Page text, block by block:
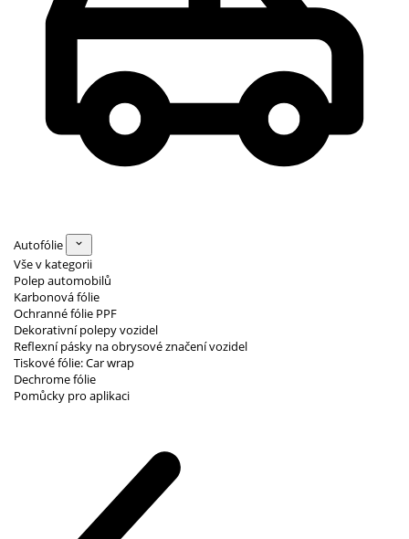
Autofólie
Vše v kategorii
Polep automobilů
Karbonová fólie
Ochranné fólie PPF
Dekorativní polepy vozidel
Reflexní pásky na obrysové značení vozidel
Tiskové fólie: Car wrap
Dechrome fólie
Pomůcky pro aplikaci